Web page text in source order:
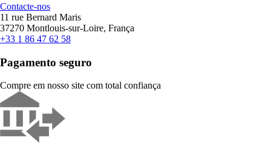
Contacte-nos
11 rue Bernard Maris
37270 Montlouis-sur-Loire, França
+33 1 86 47 62 58
Pagamento seguro
Compre em nosso site com total confiança